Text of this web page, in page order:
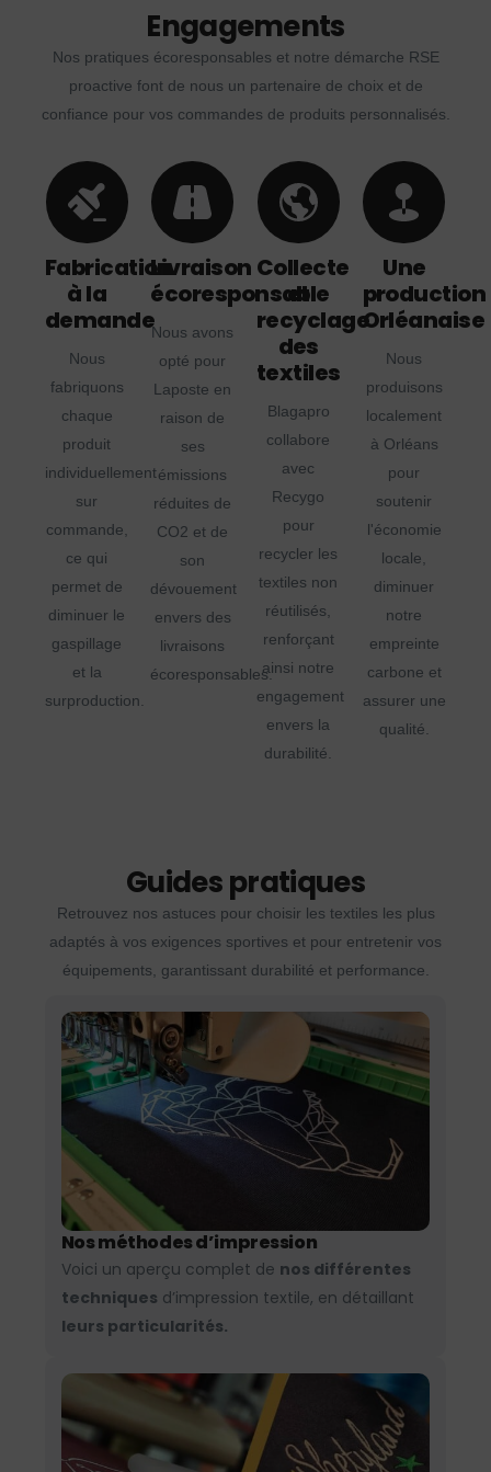
Engagements
Nos pratiques écoresponsables et notre démarche RSE
proactive font de nous un partenaire de choix et de
confiance pour vos commandes de produits personnalisés.
Fabrication
à la
demande
Nous
fabriquons
chaque
produit
individuellement
sur
commande,
ce qui
permet de
diminuer le
gaspillage
et la
surproduction.
Livraison
écoresponsable
Nous avons
opté pour
Laposte en
raison de
ses
émissions
réduites de
CO2 et de
son
dévouement
envers des
livraisons
écoresponsables.
Collecte
et
recyclage
des
textiles
Blagapro
collabore
avec
Recygo
pour
recycler les
textiles non
réutilisés,
renforçant
ainsi notre
engagement
envers la
durabilité.
Une
production
Orléanaise
Nous
produisons
localement
à Orléans
pour
soutenir
l'économie
locale,
diminuer
notre
empreinte
carbone et
assurer une
qualité.
Guides pratiques
Retrouvez nos astuces pour choisir les textiles les plus
adaptés à vos exigences sportives et pour entretenir vos
équipements, garantissant durabilité et performance.
Nos méthodes d’impression
Voici un aperçu complet de nos différentes
techniques d’impression textile, en détaillant
leurs particularités.